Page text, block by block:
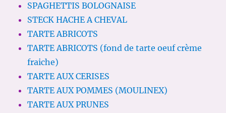
SPAGHETTIS BOLOGNAISE
STECK HACHE A CHEVAL
TARTE ABRICOTS
TARTE ABRICOTS (fond de tarte oeuf crème
fraiche)
TARTE AUX CERISES
TARTE AUX POMMES (MOULINEX)
TARTE AUX PRUNES